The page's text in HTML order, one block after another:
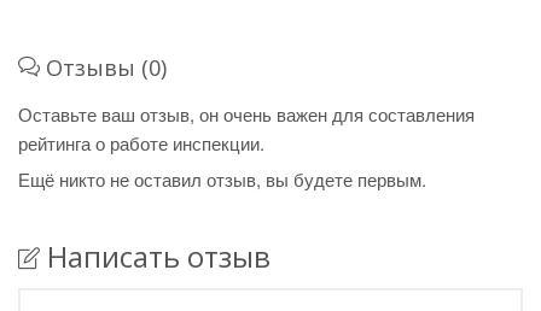
Отзывы (0)
Оставьте ваш отзыв, он очень важен для составления
рейтинга о работе инспекции.
Ещё никто не оставил отзыв, вы будете первым.
Написать отзыв